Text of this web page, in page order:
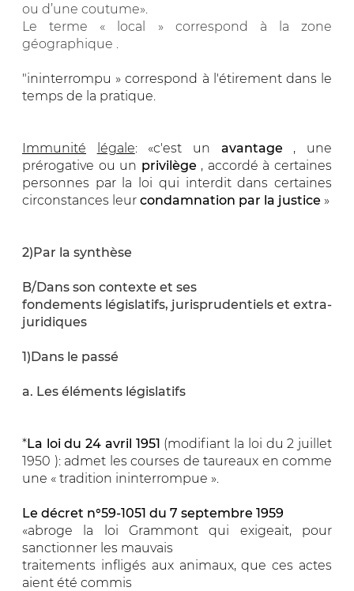
ou d’une coutume».
Le terme « local » correspond à la zone
géographique .
"ininterrompu » correspond à l'étirement dans le
temps de la pratique.
Immunité légale: «c'est un avantage , une
prérogative ou un privilège , accordé à certaines
personnes par la loi qui interdit dans certaines
circonstances leur condamnation par la justice »
2)Par la synthèse
B/Dans son contexte et ses
fondements législatifs, jurisprudentiels et extra-
juridiques
1)Dans le passé
a. Les éléments législatifs
*La loi du 24 avril 1951 (modifiant la loi du 2 juillet
1950 ): admet les courses de taureaux en comme
une « tradition ininterrompue ».
Le décret n°59-1051 du 7 septembre 1959
«abroge la loi Grammont qui exigeait, pour
sanctionner les mauvais
traitements infligés aux animaux, que ces actes
aient été commis